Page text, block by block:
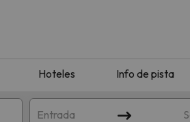
Hoteles Info de pista
Entrada